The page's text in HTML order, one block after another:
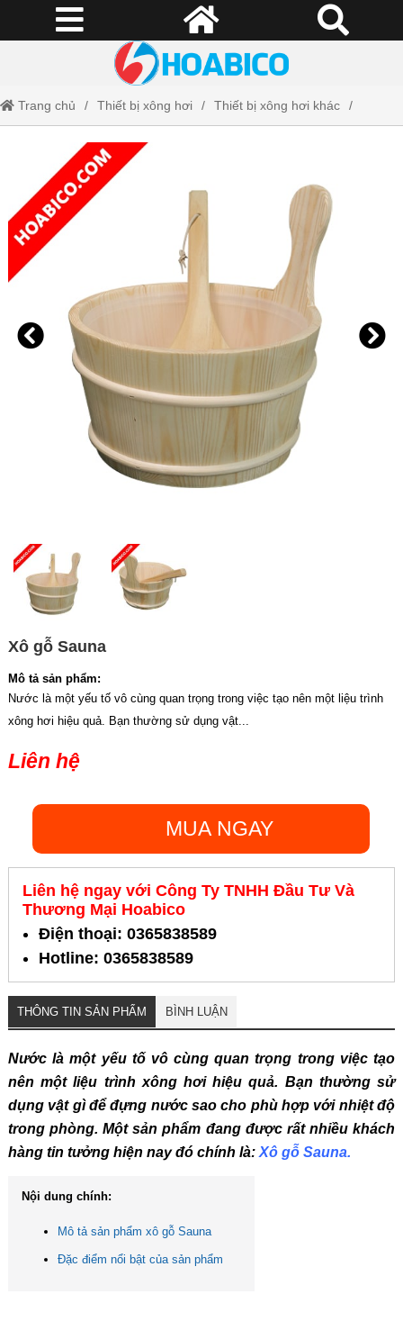
Trang chủ Thiết bị xông hơi Thiết bị xông hơi khác
Xô gỗ Sauna
Mô tả sản phẩm:
Nước là một yếu tố vô cùng quan trọng trong việc tạo nên một liệu trình
xông hơi hiệu quả. Bạn thường sử dụng vật...
Liên hệ
MUA NGAY
Liên hệ ngay với Công Ty TNHH Đầu Tư Và
Thương Mại Hoabico
Điện thoại: 0365838589
Hotline: 0365838589
THÔNG TIN SẢN PHẨM BÌNH LUẬN
Nước là một yếu tố vô cùng quan trọng trong việc tạo
nên một liệu trình xông hơi hiệu quả. Bạn thường sử
dụng vật gì để đựng nước sao cho phù hợp với nhiệt độ
trong phòng. Một sản phẩm đang được rất nhiều khách
hàng tin tưởng hiện nay đó chính là: Xô gỗ Sauna.
Nội dung chính:
Mô tả sản phẩm xô gỗ Sauna
Đặc điểm nổi bật của sản phẩm